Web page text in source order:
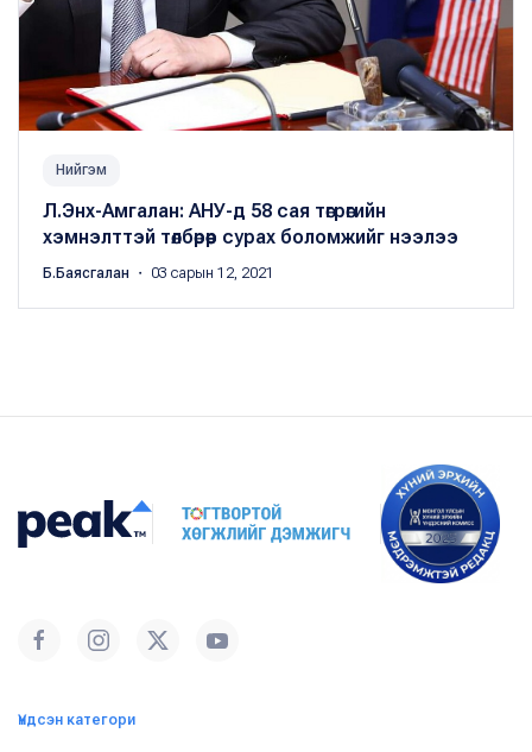
Нийгэм
Л.Энх-Амгалан: АНУ-д 58 сая төгрөгийн
хэмнэлттэй төлбөрөөр сурах боломжийг нээлээ
Б.Баясгалан ・ 03 сарын 12, 2021
Үндсэн категори